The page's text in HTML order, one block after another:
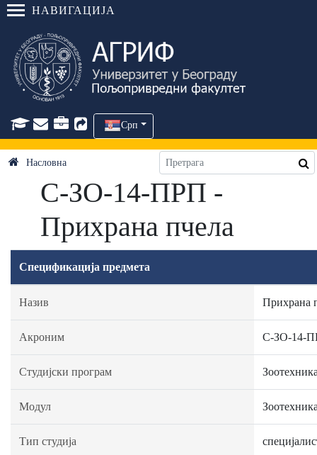
НАВИГАЦИЈА
Срп
Насловна
C-ЗО-14-ПРП -
Прихрана пчела
Спецификација предмета
Назив Прихрана
Акроним C-ЗО-14-
Студијски програм
Модул
Тип студија